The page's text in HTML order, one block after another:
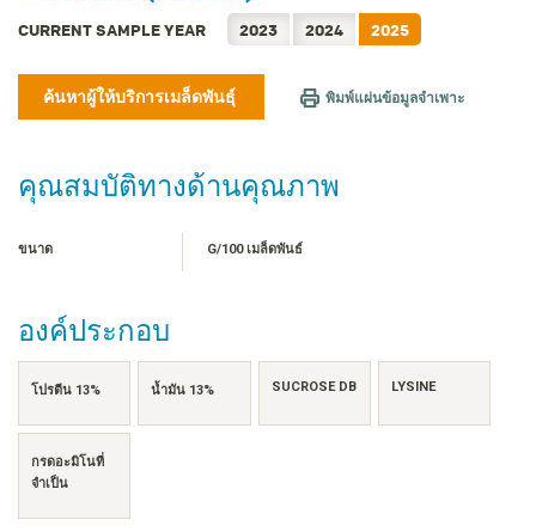
简体中文
TIẾNG VIỆT
CURRENT SAMPLE YEAR 2023 2024 2025
ค้นหาผู้ให้บริการเมล็ดพันธุ์ พิมพ์แผ่นข้อมูลจำเพาะ
คุณสมบัติทางด้านคุณภาพ
ขนาด G/100 เมล็ดพันธ์
องค์ประกอบ
โปรตีน 13% น้ำมัน 13% SUCROSE DB LYSINE
กรดอะมิโนที่
จำเป็น